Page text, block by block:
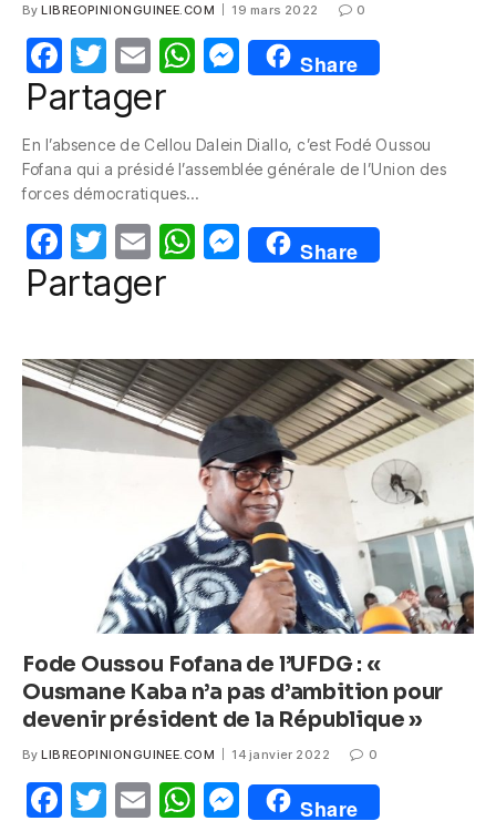
By LIBREOPINIONGUINEE.COM 19 mars 2022 0
F
a
e
b
o
o
k
T
w
itt
er
E
m
W
s
A
p
p
M
e
e
g
er
Share
Partager
En l’absence de Cellou Dalein Diallo, c’est Fodé Oussou
Fofana qui a présidé l’assemblée générale de l’Union des
forces démocratiques…
F
a
e
b
o
o
T
w
itt
er
E
m
W
s
A
p
p
M
e
e
n
g
er
Share
Partager
Fode Oussou Fofana de l’UFDG : «
Ousmane Kaba n’a pas d’ambition pour
devenir président de la République »
By LIBREOPINIONGUINEE.COM 14 janvier 2022 0
F
T
E
W M
Share